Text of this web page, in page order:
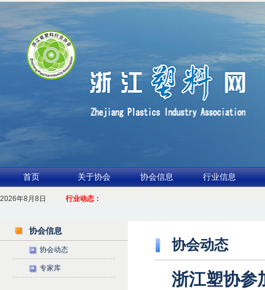
首页 关于协会 协会信息 行业信息
2026年8月8日 行业动态：
1.聚力产业链 共启新征程
协会信息
协会动态
专家库
协会动态
浙江塑协参